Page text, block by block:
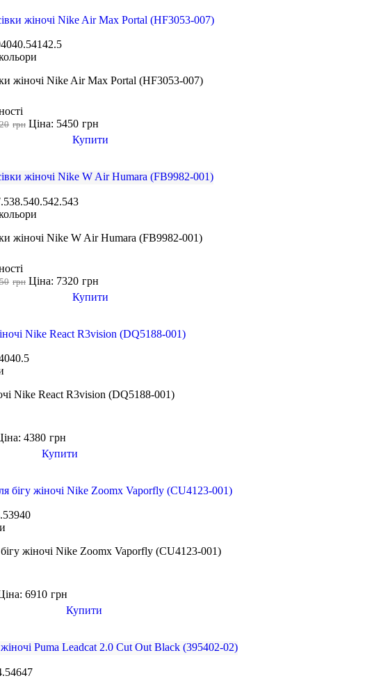
4040.54142.5
жіночі Nike Air Max Portal (HF3053-007)
грн грн
Ціна: 5450
Купити
38.540.542.543
жіночі Nike W Air Humara (FB9982-001)
грн грн
Ціна: 7320
Купити
40.5
Nike React R3vision (DQ5188-001)
грн
4380
Купити
3940
жіночі Nike Zoomx Vaporfly (CU4123-001)
грн
6910
Купити
4647